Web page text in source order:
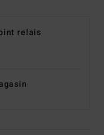
relais